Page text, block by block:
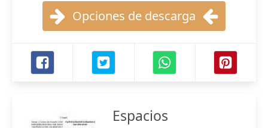
Opciones de descarga
Espacios